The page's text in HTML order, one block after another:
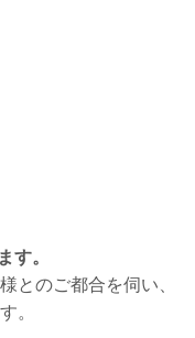
す。
とのご都合を伺い、
。